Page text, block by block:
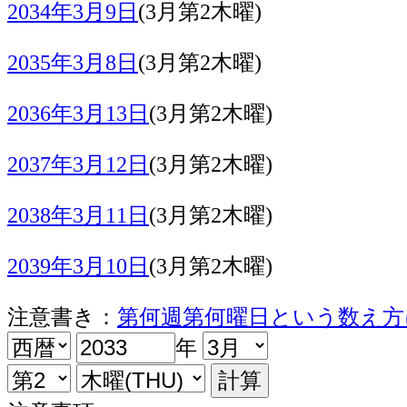
2034年3月9日 (3月第2木曜)
2035年3月8日 (3月第2木曜)
2036年3月13日 (3月第2木曜)
2037年3月12日 (3月第2木曜)
2038年3月11日 (3月第2木曜)
2039年3月10日 (3月第2木曜)
注意書き： 第何週第何曜日という数え
年